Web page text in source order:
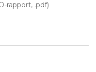
rapport, .pdf)